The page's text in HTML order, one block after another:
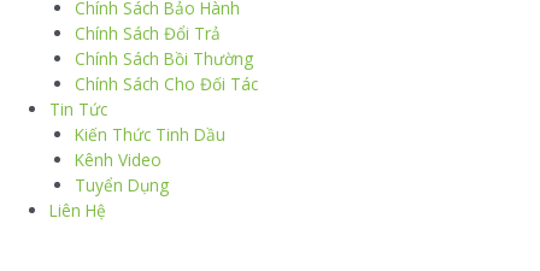
Chính Sách Bảo Hành
Chính Sách Đổi Trả
Chính Sách Bồi Thường
Chính Sách Cho Đối Tác
Tin Tức
Kiến Thức Tinh Dầu
Kênh Video
Tuyển Dụng
Liên Hệ